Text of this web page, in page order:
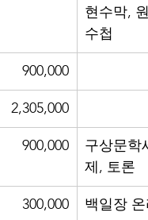
현수막,
수첩
900,000
2,305,000
900,000
구상문학
제, 토론
300,000 백일장